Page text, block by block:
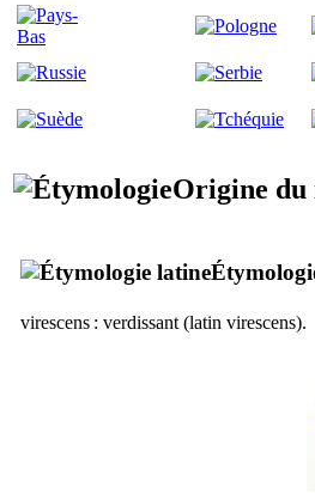
Origine du
virescens : verdissant (latin virescens).